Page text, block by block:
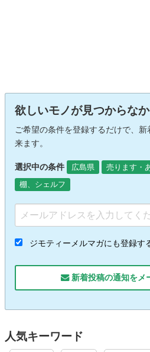
欲しいモノが見つからな
ご希望の条件を登録するだけで、
来ます。
選択中の条件 広島県 売ります・
棚、シェルフ
ジモティーメルマガにも登録す
新着投稿の通知をメ
人気キーワード